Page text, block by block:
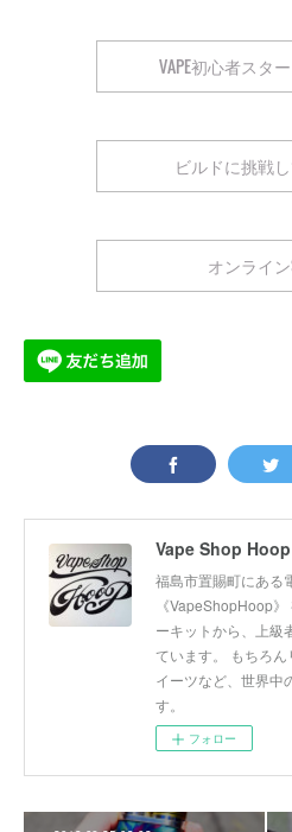
VAPE初心者スタ
ビルドに挑戦
オンライ
Vape Shop Hoop
福島市置賜町にある
《VapeShopHoop
ーキットから、上級
ています。 もちろ
イーツなど、世界中
す。
フォロー